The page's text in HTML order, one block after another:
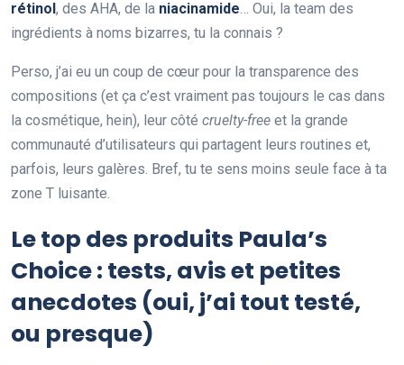
rétinol, des AHA, de la niacinamide … Oui, la team des
ingrédients à noms bizarres, tu la connais ?
Perso, j’ai eu un coup de cœur pour la transparence des
compositions (et ça c’est vraiment pas toujours le cas dans
la cosmétique, hein), leur côté cruelty-free et la grande
communauté d’utilisateurs qui partagent leurs routines et,
parfois, leurs galères. Bref, tu te sens moins seule face à ta
zone T luisante.
Le top des produits Paula’s
Choice : tests, avis et petites
anecdotes (oui, j’ai tout testé,
ou presque)